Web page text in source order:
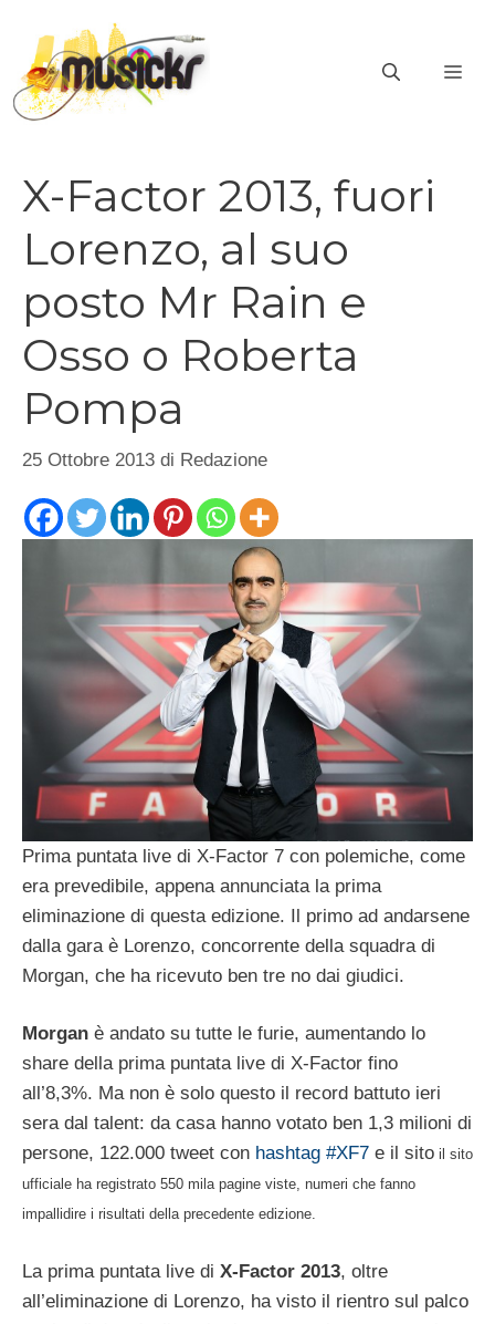
contenuto
X-Factor 2013, fuori
Lorenzo, al suo
posto Mr Rain e
Osso o Roberta
Pompa
25 Ottobre 2013 di Redazione
Prima puntata live di X-Factor 7 con polemiche, come
era prevedibile, appena annunciata la prima
eliminazione di questa edizione. Il primo ad andarsene
dalla gara è Lorenzo, concorrente della squadra di
Morgan, che ha ricevuto ben tre no dai giudici.
Morgan è andato su tutte le furie, aumentando lo
share della prima puntata live di X-Factor fino
all’8,3%. Ma non è solo questo il record battuto ieri
sera dal talent: da casa hanno votato ben 1,3 milioni di
persone, 122.000 tweet con hashtag #XF7 e il sito il sito
ufficiale ha registrato 550 mila pagine viste, numeri che fanno
impallidire i risultati della precedente edizione.
La prima puntata live di X-Factor 2013, oltre
all’eliminazione di Lorenzo, ha visto il rientro sul palco